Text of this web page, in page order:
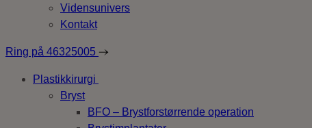
Vidensunivers
Kontakt
Ring på 46325005
Plastikkirurgi
Bryst
BFO – Brystforstørrende operation